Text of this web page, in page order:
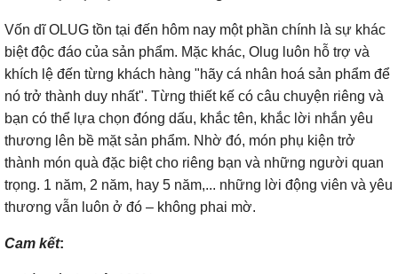
Vốn dĩ OLUG tồn tại đến hôm nay một phần chính là sự khác
biệt độc đáo của sản phẩm. Mặc khác, Olug luôn hỗ trợ và
khích lệ đến từng khách hàng "hãy cá nhân hoá sản phẩm để
nó trở thành duy nhất". Từng thiết kế có câu chuyện riêng và
bạn có thể lựa chọn đóng dấu, khắc tên, khắc lời nhắn yêu
thương lên bề mặt sản phẩm. Nhờ đó, món phụ kiện trở
thành món quà đặc biệt cho riêng bạn và những người quan
trọng. 1 năm, 2 năm, hay 5 năm,... những lời động viên và yêu
thương vẫn luôn ở đó – không phai mờ.
Cam kết: